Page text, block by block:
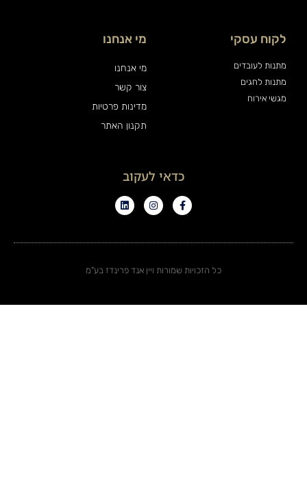
לקוח עסקי
מתנות לעובדים
מתנות לחגים
מגשי אירוח
מי אנחנו
מי אנחנו
צור קשר
מדינות פרטיות
תקנון האתר
כדאי לעקוב
כל הזכויות שמורות ויין אנד פרינדז בע"מ